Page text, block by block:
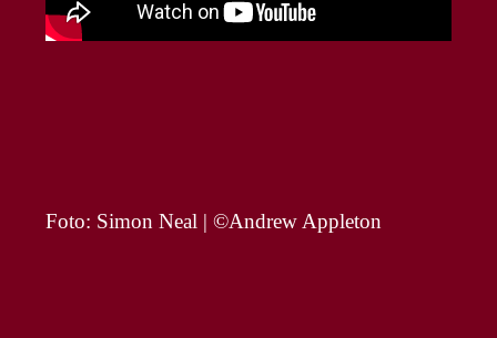
Foto: Simon Neal | ©Andrew Appleton